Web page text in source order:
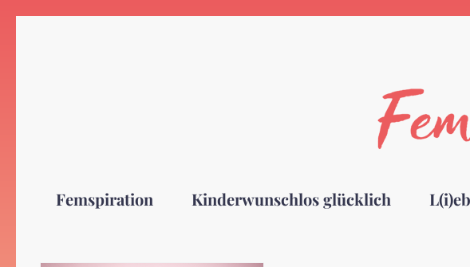
Femspiration Kinderwunschlos glücklich